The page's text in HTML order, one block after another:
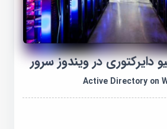
در ویندوز سرور
Active Directory on